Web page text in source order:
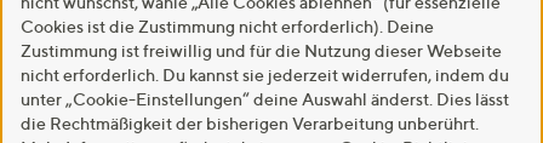
Cookies ist die Zustimmung nicht erforderlich). Deine
Zustimmung ist freiwillig und für die Nutzung dieser Webseite
nicht erforderlich. Du kannst sie jederzeit widerrufen, indem du
unter „Cookie-Einstellungen“ deine Auswahl änderst. Dies lässt
die Rechtmäßigkeit der bisherigen Verarbeitung unberührt.